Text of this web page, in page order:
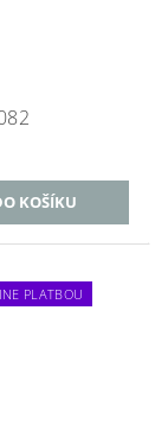
PLATBOU